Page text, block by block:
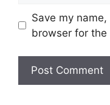
Save my
browser for the